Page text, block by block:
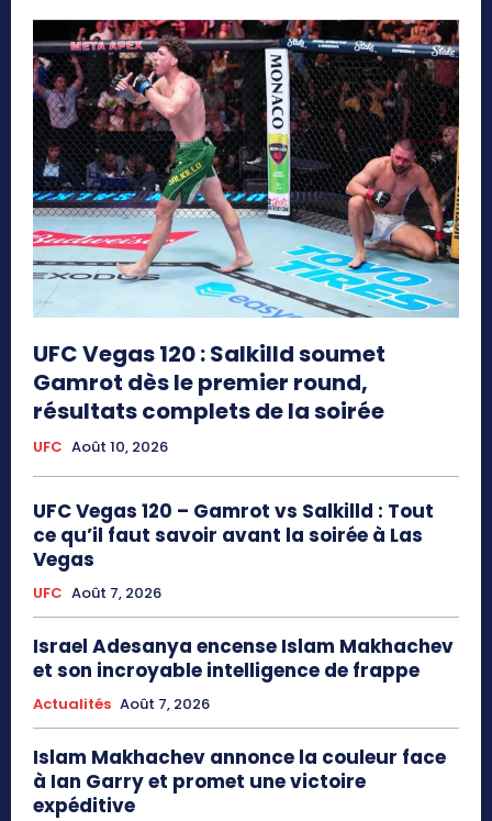
UFC Vegas 120 : Salkilld soumet
Gamrot dès le premier round,
résultats complets de la soirée
UFC Août 10, 2026
UFC Vegas 120 – Gamrot vs Salkilld : Tout
ce qu’il faut savoir avant la soirée à Las
Vegas
UFC Août 7, 2026
Israel Adesanya encense Islam Makhachev
et son incroyable intelligence de frappe
Actualités Août 7, 2026
Islam Makhachev annonce la couleur face
à Ian Garry et promet une victoire
expéditive